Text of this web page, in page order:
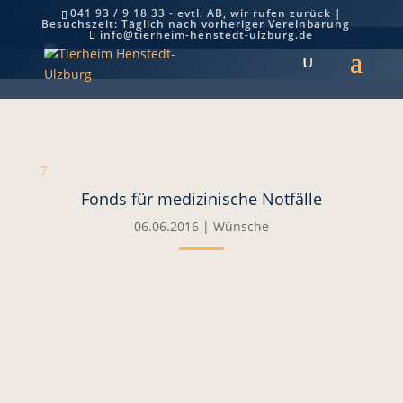
041 93 / 9 18 33 - evtl. AB, wir rufen zurück |
Besuchszeit: Täglich nach vorheriger Vereinbarung
info@tierheim-henstedt-ulzburg.de
Fonds für medizinische Notfälle
7
Fonds für medizinische Notfälle
06.06.2016| Wünsche